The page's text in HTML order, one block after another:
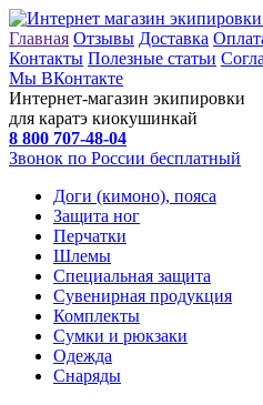
Главная Отзывы Доставка
Контакты Полезные статьи
Мы ВКонтакте
Интернет-магазин экипировки
для каратэ киокушинкай
8 800 707-48-04
Звонок по России бесплатный
Доги (кимоно), пояса
Защита ног
Перчатки
Шлемы
Специальная защита
Сувенирная продукция
Комплекты
Сумки и рюкзаки
Одежда
Снаряды